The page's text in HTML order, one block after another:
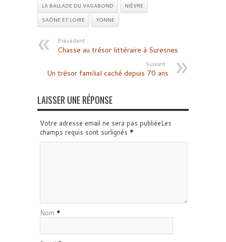
LA BALLADE DU VAGABOND
NIÈVRE
SAÔNE ET LOIRE
YONNE
Précédent :
Chasse au trésor littéraire à Suresnes
Suivant :
Un trésor familial caché depuis 70 ans
LAISSER UNE RÉPONSE
Votre adresse email ne sera pas publiéeLes
champs requis sont surlignés *
Nom *